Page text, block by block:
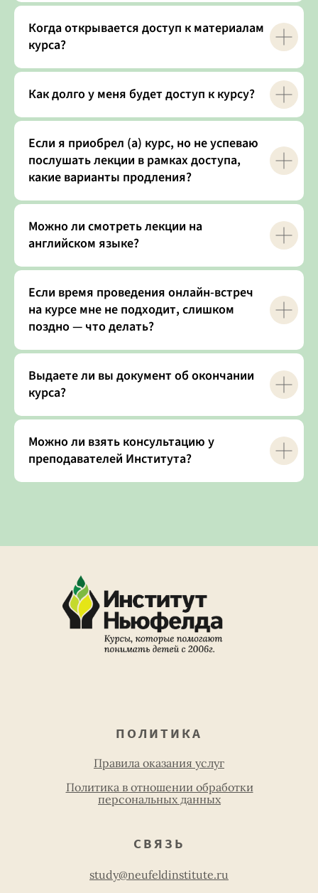
Когда открывается доступ к материалам
курса?
Как долго у меня будет доступ к курсу?
Если я приобрел (а) курс, но не успеваю
послушать лекции в рамках доступа,
какие варианты продления?
Можно ли смотреть лекции на
английском языке?
Если время проведения онлайн-встреч
на курсе мне не подходит, слишком
поздно — что делать?
Выдаете ли вы документ об окончании
курса?
Можно ли взять консультацию у
преподавателей Института?
СВЯЗЬ
study@neufeldinstitute.ru
ПОЛИТИКА
Правила оказания услуг
Политика в отношении обработки
персональных данных